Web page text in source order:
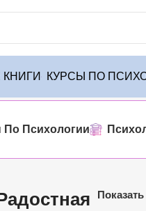
КУРСЫ ПО
По Психологии
Показать